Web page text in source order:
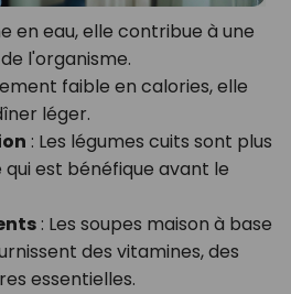
en eau, elle contribue à une
l'organisme.
faible en calories, elle
léger.
: Les légumes cuits sont plus
est bénéfique avant le
: Les soupes maison à base
des vitamines, des
essentielles.